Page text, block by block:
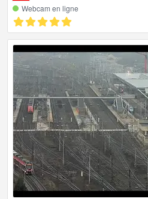
Webcam en ligne